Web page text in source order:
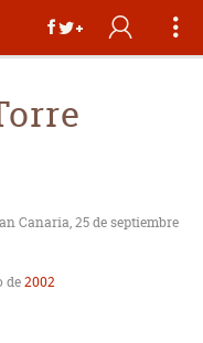
Canaria, 25 de septiembre
de2002